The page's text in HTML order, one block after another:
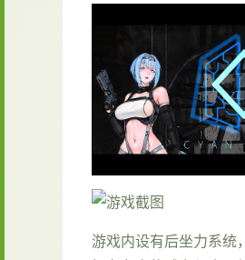
游戏内设有后坐力系统